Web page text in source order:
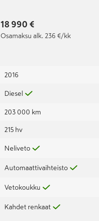
18 990 €
Osamaksu alk. 236 €/kk
2016
Diesel
203 000 km
215 hv
Neliveto
Automaattivaihteisto
Vetokoukku
Kahdet renkaat